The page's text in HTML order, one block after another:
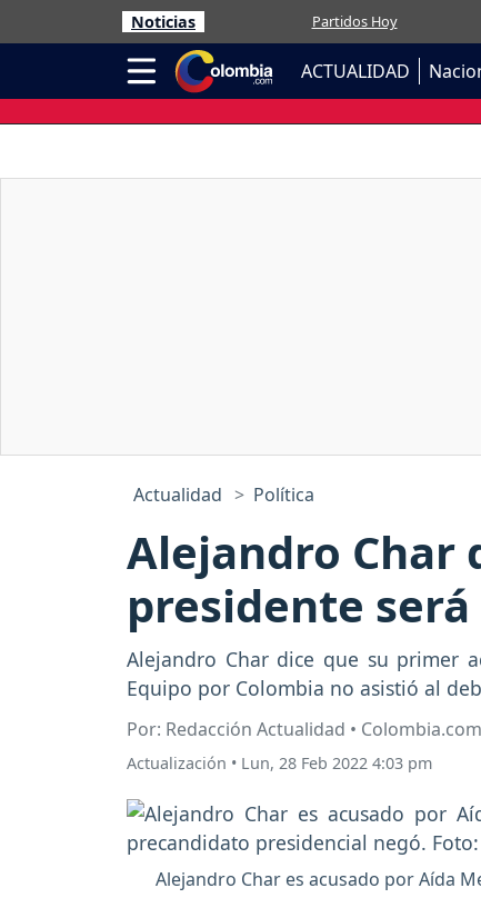
Noticias Partidos Hoy
ACTUALIDAD
Actualidad Política
Alejandro Char
presidente
Alejandro Char dice que su primer
Equipo por Colombia no asistió al
Por: Redacción Actualidad • Colombia.com
Actualización • Lun, 28 Feb 2022 4:03 pm
Alejandro Char es acusado por Aída